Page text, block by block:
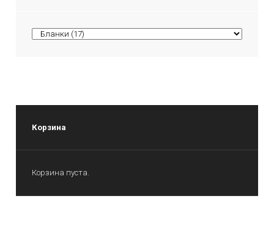
Корзина
Корзина пуста.